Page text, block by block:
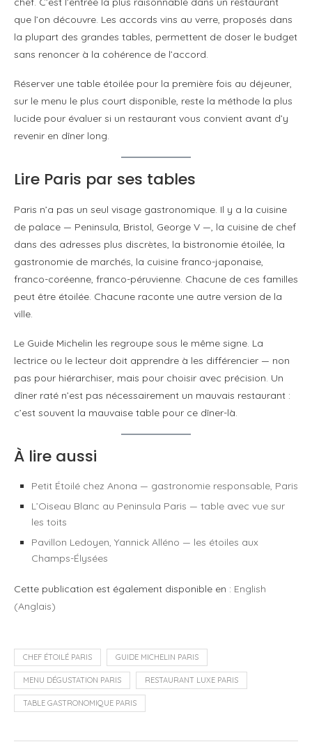
que l’on découvre. Les accords vins au verre, proposés dans
la plupart des grandes tables, permettent de doser le budget
sans renoncer à la cohérence de l’accord.
Réserver une table étoilée pour la première fois au déjeuner,
sur le menu le plus court disponible, reste la méthode la plus
lucide pour évaluer si un restaurant vous convient avant d’y
revenir en dîner long.
Lire Paris par ses tables
Paris n’a pas un seul visage gastronomique. Il y a la cuisine
de palace — Peninsula, Bristol, George V —, la cuisine de chef
dans des adresses plus discrètes, la bistronomie étoilée, la
gastronomie de marchés, la cuisine franco-japonaise,
franco-coréenne, franco-péruvienne. Chacune de ces familles
peut être étoilée. Chacune raconte une autre version de la
ville.
Le Guide Michelin les regroupe sous le même signe. La
lectrice ou le lecteur doit apprendre à les différencier — non
pas pour hiérarchiser, mais pour choisir avec précision. Un
dîner raté n’est pas nécessairement un mauvais restaurant :
c’est souvent la mauvaise table pour ce dîner-là.
À lire aussi
Petit Étoilé chez Anona — gastronomie responsable, Paris
L’Oiseau Blanc au Peninsula Paris — table avec vue sur
les toits
Pavillon Ledoyen, Yannick Alléno — les étoiles aux
Champs-Élysées
Cette publication est également disponible en : English
(Anglais)
CHEF ÉTOILÉ PARIS GUIDE MICHELIN PARIS
MENU DÉGUSTATION PARIS RESTAURANT LUXE PARIS
TABLE GASTRONOMIQUE PARIS